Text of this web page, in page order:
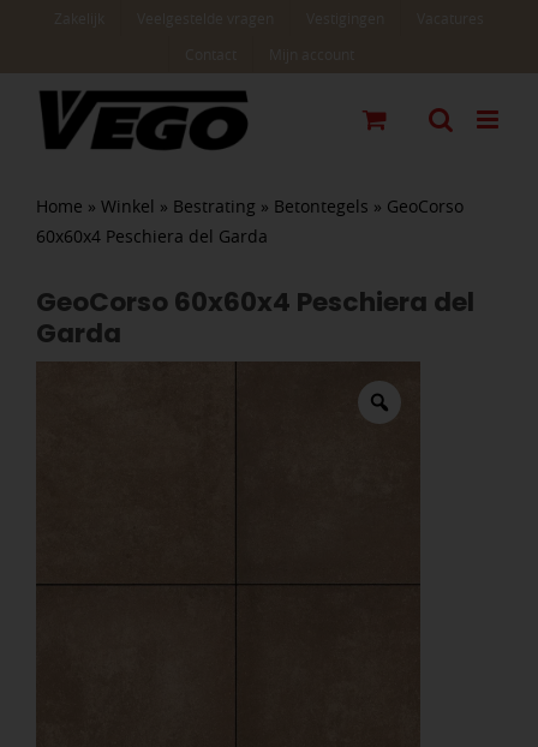
Home » Winkel » Bestrating » Betontegels » GeoCorso
60x60x4 Peschiera del Garda
GeoCorso 60x60x4 Peschiera del
Garda